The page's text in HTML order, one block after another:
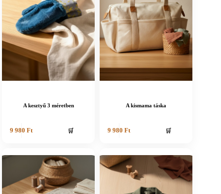
A kesztyű 3 méretben
9 980Ft 🛒
A kismama táska
9 980Ft 🛒